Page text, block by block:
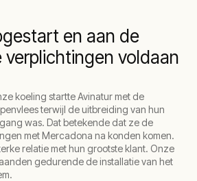
en aan de
voldaan
koeling startte Avinatur met de
terwijl de uitbreiding van hun
was. Dat betekende dat ze de
met Mercadona na konden komen.
relatie met hun grootste klant. Onze
gedurende de installatie van het